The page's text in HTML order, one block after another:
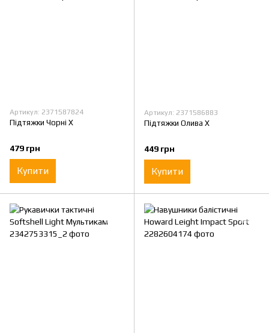
Артикул: 2371587824
Підтяжки Чорні X
479 грн
Купити
Артикул: 2371586883
Підтяжки Олива X
449 грн
Купити